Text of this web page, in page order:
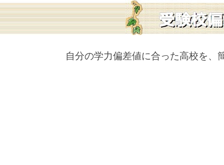
自分の学力偏差値に合った高校を、